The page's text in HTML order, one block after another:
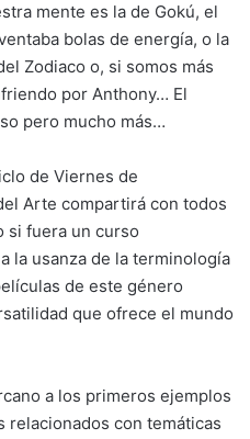
mente es la de Gokú, el
bolas de energía, o la
Zodiaco o, si somos más
por Anthony… El
pero mucho más…
de Viernes de
Arte compartirá con todos
si fuera un curso
la usanza de la terminología
de este género
que ofrece el mundo
a los primeros ejemplos
relacionados con temáticas